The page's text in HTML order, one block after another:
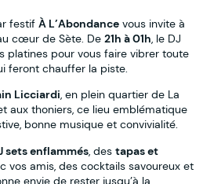
festif À L’Abondance vous invite à
cœur de Sète. De 21h à 01h, le DJ
platines pour vous faire vibrer toute
feront chauffer la piste.
Licciardi, en plein quartier de La
aux thoniers, ce lieu emblématique
bonne musique et convivialité.
sets enflammés, des tapas et
vos amis, des cocktails savoureux et
envie de rester jusqu’à la